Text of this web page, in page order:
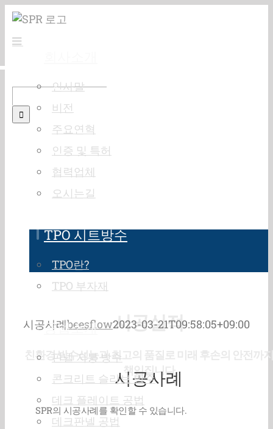
Skip
content
인사말
비전
주요연혁
인증 및 특허
협력업체
오시는길
TPO 시트방수
TPO란?
TPO 부자재
공법소개
판넬 지붕 방수
콘크리트 슬라브 방수
데크 플레이트 공법
데크판넬 공법
색:
시공실적
친환경 방수성능과 최고의 품질로 미래 후손의 안전까지
책임집니다
시공사례beesflow2023-03-21T09:58:05+09:00
시공사례
SPR의 시공사례를 확인할 수 있습니다.